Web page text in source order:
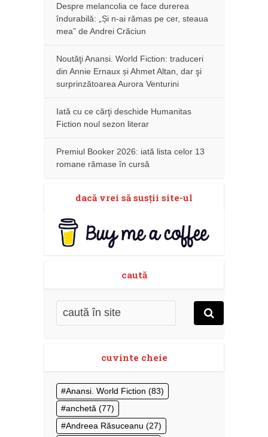
Despre melancolia ce face durerea
îndurabilă: „Și n-ai rămas pe cer, steaua
mea” de Andrei Crăciun
Noutăţi Anansi. World Fiction: traduceri
din Annie Ernaux și Ahmet Altan, dar şi
surprinzătoarea Aurora Venturini
Iată cu ce cărţi deschide Humanitas
Fiction noul sezon literar
Premiul Booker 2026: iată lista celor 13
romane rămase în cursă
dacă vrei să susţii site-ul
caută
cuvinte cheie
Anansi. World Fiction (83)
anchetă (77)
Andreea Răsuceanu (27)